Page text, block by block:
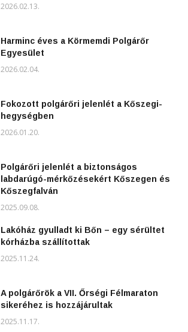
2026.02.13.
Harminc éves a Körmemdi Polgárőr
Egyesület
2026.02.04.
Fokozott polgárőri jelenlét a Kőszegi-
hegységben
2026.01.20.
Polgárőri jelenlét a biztonságos
labdarúgó-mérkőzésekért Kőszegen és
Kőszegfalván
2025.09.08.
Lakóház gyulladt ki Bőn – egy sérültet
kórházba szállítottak
2025.11.24.
A polgárőrök a VII. Őrségi Félmaraton
sikeréhez is hozzájárultak
2025.11.17.